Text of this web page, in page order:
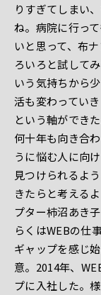
りすぎてしまい
ね。病院に行っ
いと思って、布
ろいろと試して
いう気持ちから
活も変わってい
という軸ができ
何十年も向き合
うに悩む人に向
見つけられるよ
きたらと考える
プター柿沼あき
らくはWEBの仕
ギャップを感じ
意。2014年、
プに入社した。